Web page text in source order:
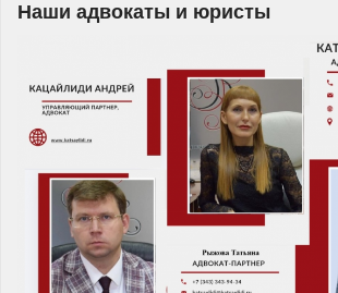
Наши адвокаты и юристы